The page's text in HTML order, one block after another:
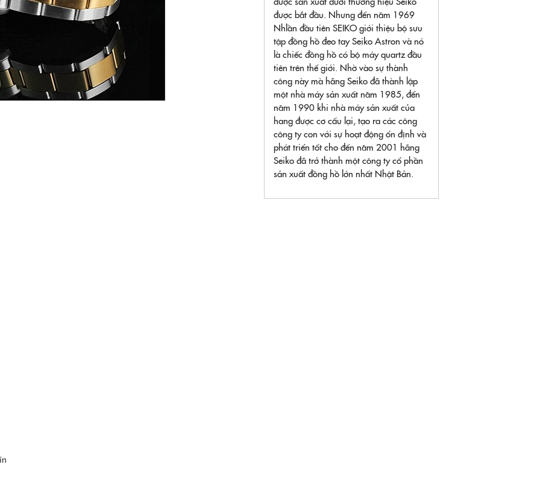
được bắt đầu. Nhưng đến năm 1969
Nhlần đầu tiên SEIKO giới thiệu bộ sưu
tập đồng hồ đeo tay Seiko Astron và nó
là chiếc đồng hồ có bộ máy quartz đầu
tiên trên thế giới. Nhờ vào sự thành
công này mà hãng Seiko đã thành lập
một nhà máy sản xuất năm 1985, đến
năm 1990 khi nhà máy sản xuất của
hang được cơ cấu lại, tạo ra các công
công ty con với sự hoạt động ổn định và
phát triển tốt cho đến năm 2001 hãng
Seiko đã trở thành một công ty cổ phần
sản xuất đồng hồ lớn nhất Nhật Bản.